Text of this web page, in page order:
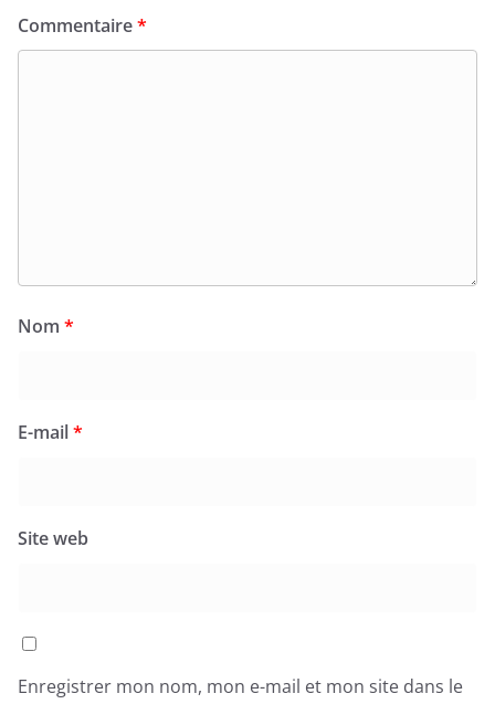
Commentaire*
Nom *
E-mail*
Site web
Enregistrer mon nom, mon e-mail et mon site dans le